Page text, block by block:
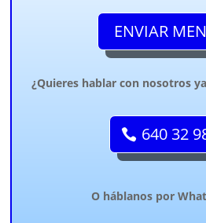
ENVIAR
¿Quieres hablar con nosotros
640 32
O háblanos por